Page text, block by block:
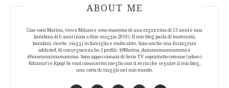
ABOUT AUTHOR
ABOUT ME
Ciao sono Marina, vivo a Milano e sono mamma di una ragazzina di 13 anni e una
bambina di 6 anni (nata a fine maggio 2019). Il mio blog parla di maternità,
bambini, ricette, viaggi in famiglia e molto altro. Sono anche una Instagram
addicted, di conseguenza ho 2 profili: @Marina_damammaamamma e
@mammaiutamamma. Sono appassionata di Serie TV soprattutto coreane (adoro i
Kdrama!) e Kpop! Se vuoi conoscermi meglio non ti resta che seguire il mio blog,
una sorta di viaggio nel mio mondo.